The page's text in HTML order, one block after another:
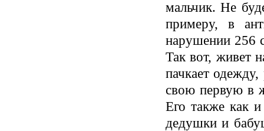
мальчик. Не
примеру, в
нарушении 256
Так вот, живет
пачкает
свою первую в
Его также как
дедушки и